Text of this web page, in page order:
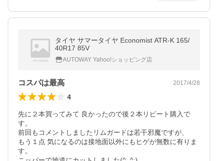
タイヤ サマータイヤ Economist ATR-K 165/
40R17 85V
AUTOWAY Yahoo!ショッピング店
コスパは最高 2017/4/28
4
先に２本買ってみて 良かったので後２本リピート購入で
す。
前回もコメントしましたリムガードは若干邪魔ですが、
もう１点 気になるのは接地面以外にもヒゲが無数に有りま
す。